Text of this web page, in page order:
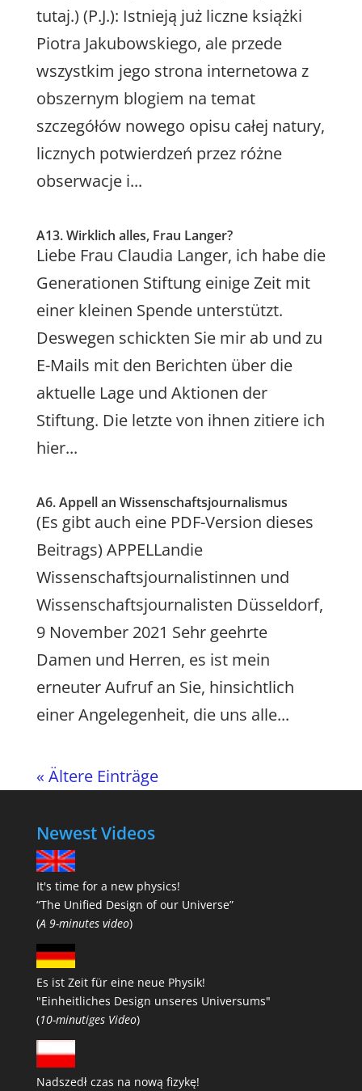
tutaj.) (P.J.): Istnieją już liczne książki
Piotra Jakubowskiego, ale przede
wszystkim jego strona internetowa z
obszernym blogiem na temat
szczegółów nowego opisu całej natury,
licznych potwierdzeń przez różne
obserwacje i...
A13. Wirklich alles, Frau Langer?
Liebe Frau Claudia Langer, ich habe die
Generationen Stiftung einige Zeit mit
einer kleinen Spende unterstützt.
Deswegen schickten Sie mir ab und zu
E-Mails mit den Berichten über die
aktuelle Lage und Aktionen der
Stiftung. Die letzte von ihnen zitiere ich
hier...
A6. Appell an Wissenschaftsjournalismus
(Es gibt auch eine PDF-Version dieses
Beitrags) APPELLandie
Wissenschaftsjournalistinnen und
Wissenschaftsjournalisten Düsseldorf,
9 November 2021 Sehr geehrte
Damen und Herren, es ist mein
erneuter Aufruf an Sie, hinsichtlich
einer Angelegenheit, die uns alle...
« Ältere Einträge
Newest Videos
It's time for a new physics!
“The Unified Design of our Universe”
(A 9-minutes video)
Es ist Zeit für eine neue Physik!
"Einheitliches Design unseres Universums"
(10-minutiges Video)
Nadszedł czas na nową fizykę!